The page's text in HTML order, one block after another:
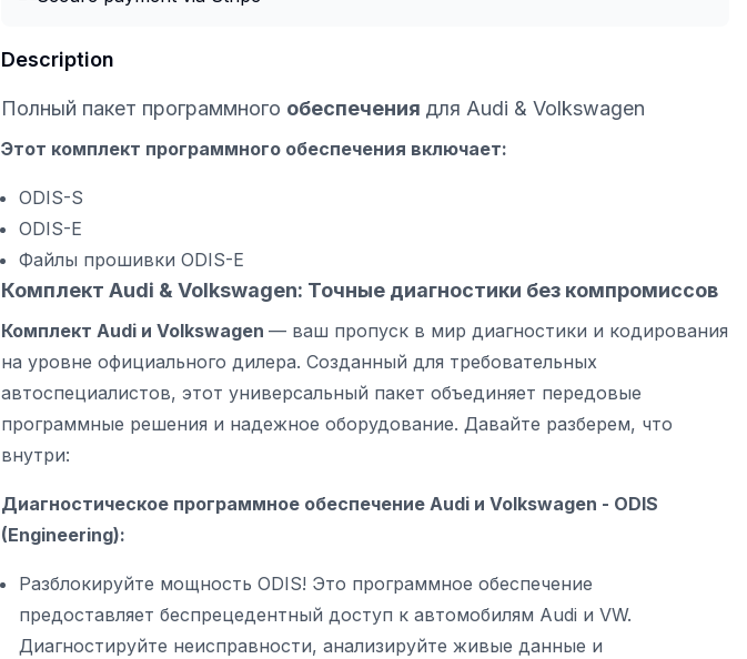
Description
Полный пакет программного обеспечения для Audi & Volkswagen
Этот комплект программного обеспечения включает:
ODIS-S
ODIS-E
Файлы прошивки ODIS-E
Комплект Audi & Volkswagen: Точные диагностики без компромиссов
Комплект Audi и Volkswagen — ваш пропуск в мир диагностики и кодирования
на уровне официального дилера. Созданный для требовательных
автоспециалистов, этот универсальный пакет объединяет передовые
программные решения и надежное оборудование. Давайте разберем, что
внутри:
Диагностическое программное обеспечение Audi и Volkswagen - ODIS
(Engineering):
Разблокируйте мощность ODIS! Это программное обеспечение
предоставляет беспрецедентный доступ к автомобилям Audi и VW.
Диагностируйте неисправности, анализируйте живые данные и